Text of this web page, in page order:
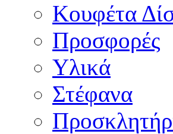
Κουφέτα
Προσφορές
Υλικά
Στέφανα